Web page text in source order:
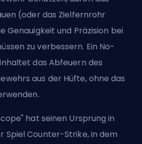
(oder das Zielfernrohr
Genauigkeit und Präzision bei
zu verbessern. Ein No-
das Abfeuern des
aus der Hüfte, ohne das
hat seinen Ursprung in
Spiel Counter-Strike, in dem